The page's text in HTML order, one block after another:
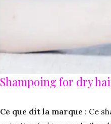
Shampoing for dry
Ce que dit la marque : Ce